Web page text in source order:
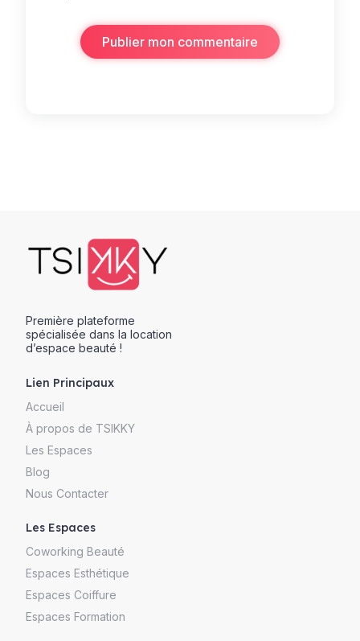
Publier mon commentaire
Première plateforme
spécialisée dans la location
d’espace beauté !
Lien Principaux
Accueil
À propos de TSIKKY
Les Espaces
Blog
Nous Contacter
Les Espaces
Coworking Beauté
Espaces Esthétique
Espaces Coiffure
Espaces Formation